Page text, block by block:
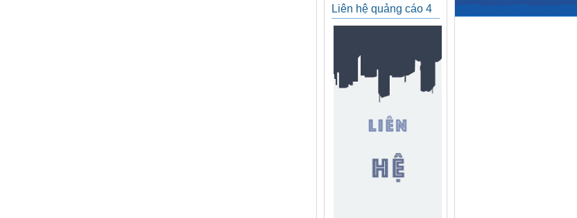
Liên hệ quảng cáo 4